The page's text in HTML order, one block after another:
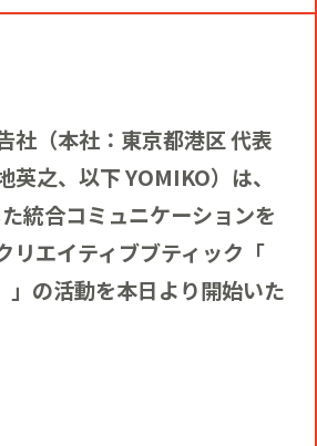
ン
セス
トップへ
社（本社：東京都港区 代表
英之、以下 YOMIKO）は、
統合コミュニケーションを
リエイティブブティック「
」の活動を本日より開始いた